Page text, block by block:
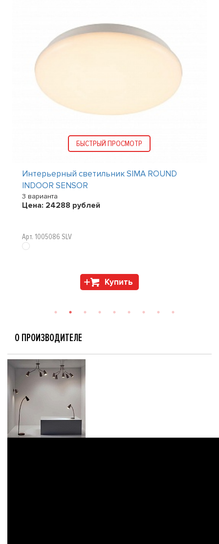
БЫСТРЫЙ ПРОСМОТР
Интерьерный светильник SIMA ROUND
INDOOR SENSOR
3 варианта
Цена: 24288 рублей
Арт. 1005086 SLV
Купить
О ПРОИЗВОДИТЕЛЕ